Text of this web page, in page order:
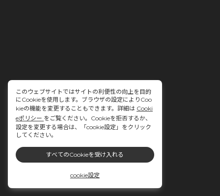
このウェブサイトではサイトの利便性の向上を目的
にCookieを使用します。ブラウザの設定によりCoo
kieの機能を変更することもできます。詳細は Cooki
eポリシー をご覧ください。Cookieを拒否するか、
設定を変更する場合は、「cookie設定」をクリック
してください。
すべてのCookieを受け入れる
cookie設定